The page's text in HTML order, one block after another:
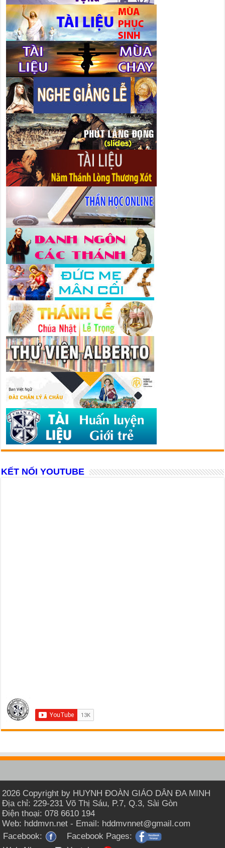
KẾT NỐI YOUTUBE
2026 Copyright by HUYNH ĐOÀN GIÁO DÂN ĐA MINH
Địa chỉ: 229-231 Võ Thị Sáu, P.7, Q.3, Sài Gòn
Điện thoại: 078 6610 194
Web: hddmvn.net - Email: hddmvnnet@gmail.com
Facebook:
Facebook Pages: